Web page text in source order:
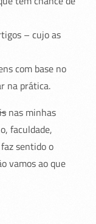
– cujo as
com base no
na prática.
nas minhas
faculdade,
sentido o
vamos ao que